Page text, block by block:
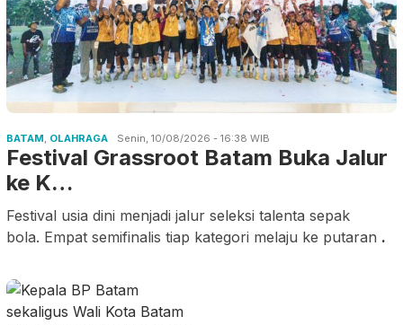
BATAM, OLAHRAGA Senin, 10/08/2026 - 16:38 WIB
Festival Grassroot Batam Buka Jalur
ke K…
Festival usia dini menjadi jalur seleksi talenta sepak
bola. Empat semifinalis tiap kategori melaju ke putaran .